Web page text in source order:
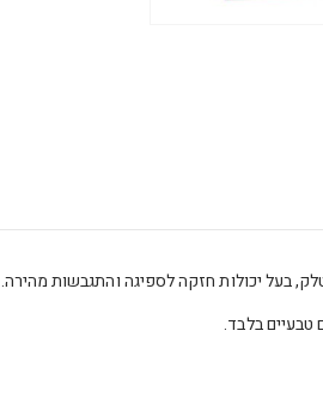
בעל יכולות חזקה לספיגה והתגבשות מהירה.
טבעיים בלבד.